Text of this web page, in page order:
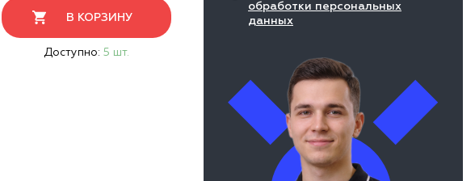
В КОРЗИНУ
Доступно: 5 шт.
обработки персональных
данных